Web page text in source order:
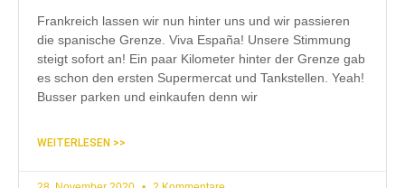
Frankreich lassen wir nun hinter uns und wir passieren
die spanische Grenze. Viva España! Unsere Stimmung
steigt sofort an! Ein paar Kilometer hinter der Grenze gab
es schon den ersten Supermercat und Tankstellen. Yeah!
Busser parken und einkaufen denn wir
WEITERLESEN >>